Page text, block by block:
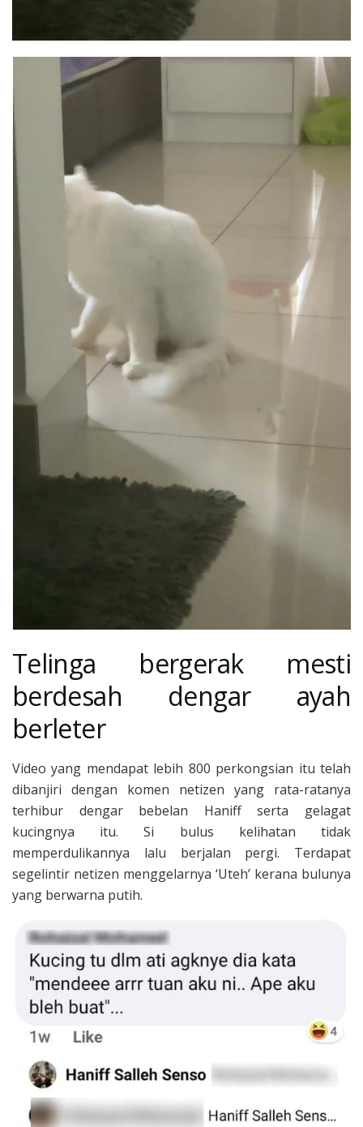
Telinga bergerak mesti
berdesah dengar ayah
berleter
Video yang mendapat lebih 800 perkongsian itu telah
dibanjiri dengan komen netizen yang rata-ratanya
terhibur dengar bebelan Haniff serta gelagat
kucingnya itu. Si bulus kelihatan tidak
memperdulikannya lalu berjalan pergi. Terdapat
segelintir netizen menggelarnya ‘Uteh’ kerana bulunya
yang berwarna putih.